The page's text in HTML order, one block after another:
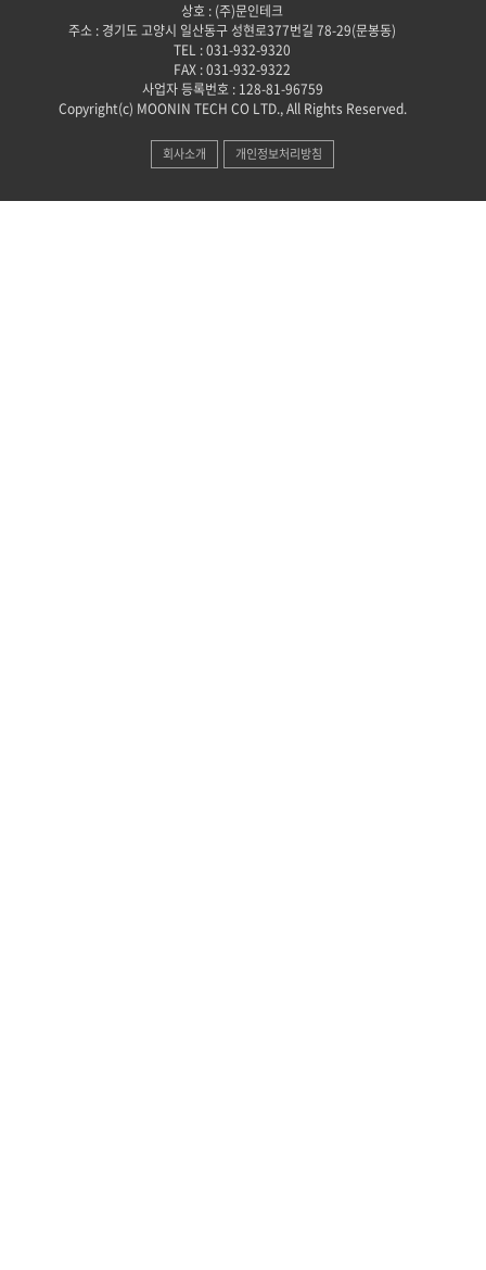
상호 : (주)문인테크
주소 : 경기도 고양시 일산동구 성현로377번길 78-29(문봉동)
TEL : 031-932-9320
FAX : 031-932-9322
사업자 등록번호 : 128-81-96759
Copyright(c) MOONIN TECH CO LTD., All Rights Reserved.
회사소개 개인정보처리방침